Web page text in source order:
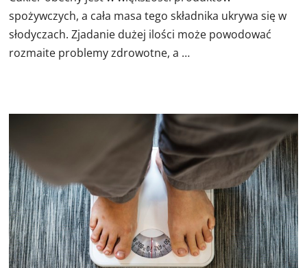
spożywczych, a cała masa tego składnika ukrywa się w
słodyczach. Zjadanie dużej ilości może powodować
rozmaite problemy zdrowotne, a …